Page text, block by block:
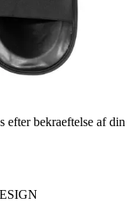
efter bekraeftelse af din